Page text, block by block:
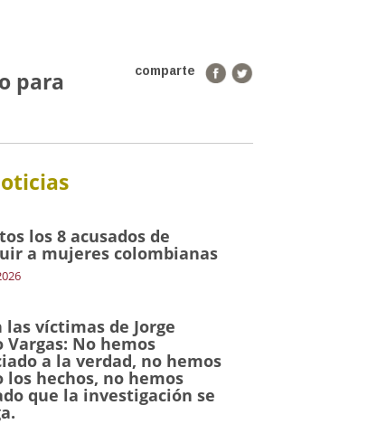
comparte
para
los 8 acusados de
a mujeres colombianas
las víctimas de Jorge
Vargas: No hemos
a la verdad, no hemos
los hechos, no hemos
que la investigación se